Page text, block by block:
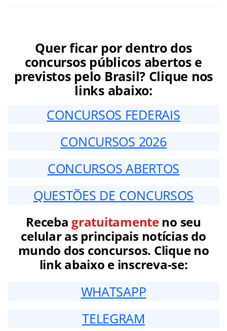
Quer ficar por dentro dos
concursos públicos abertos e
previstos pelo Brasil? Clique nos
links abaixo:
CONCURSOS FEDERAIS
CONCURSOS 2026
CONCURSOS ABERTOS
QUESTÕES DE CONCURSOS
Receba gratuitamenteno seu
celular as principais notícias do
mundo dos concursos. Clique no
link abaixo e inscreva-se:
WHATSAPP
TELEGRAM